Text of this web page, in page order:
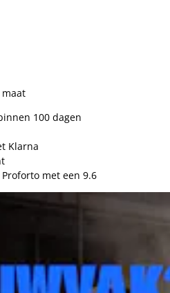
100 dagen
Klarna
met een 9.6